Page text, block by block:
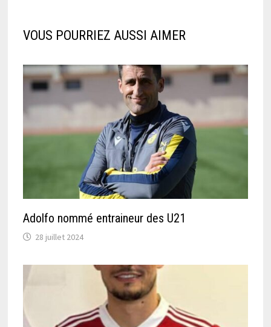
VOUS POURRIEZ AUSSI AIMER
Adolfo nommé entraineur des U21
28 juillet 2024